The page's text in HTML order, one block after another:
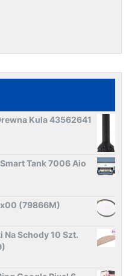
Kula 43562641
Tank 7006 Aio
(79866M)
Na Schody 10 Szt.